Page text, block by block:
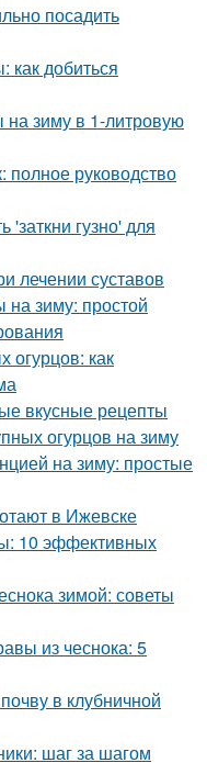
посадить
добиться
на зиму в 1-литровую
руководство
'заткни гузно' для
лечении суставов
зиму: простой
как
вкусные рецепты
огурцов на зиму
на зиму: простые
в Ижевске
10 эффективных
зимой: советы
из чеснока: 5
в клубничной
шаг за шагом